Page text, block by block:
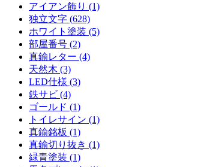
アイアン飾り (1)
独立文字 (628)
ホワイト塗装 (5)
部屋番号 (2)
真鍮レター (4)
天然木 (3)
LED仕様 (3)
鉄サビ (4)
ゴールド (1)
トイレサイン (1)
真鍮銘板 (1)
真鍮切り抜き (1)
緑青塗装 (1)